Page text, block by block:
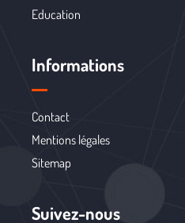
Education
Informations
Contact
Mentions légales
Sitemap
Suivez-nous